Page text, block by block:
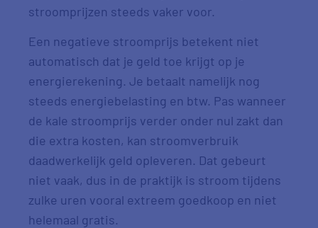
stroomprijzen steeds vaker voor.
Een negatieve stroomprijs betekent niet
automatisch dat je geld toe krijgt op je
energierekening. Je betaalt namelijk nog
steeds energiebelasting en btw. Pas wanneer
de kale stroomprijs verder onder nul zakt dan
die extra kosten, kan stroomverbruik
daadwerkelijk geld opleveren. Dat gebeurt
niet vaak, dus in de praktijk is stroom tijdens
zulke uren vooral extreem goedkoop en niet
helemaal gratis.